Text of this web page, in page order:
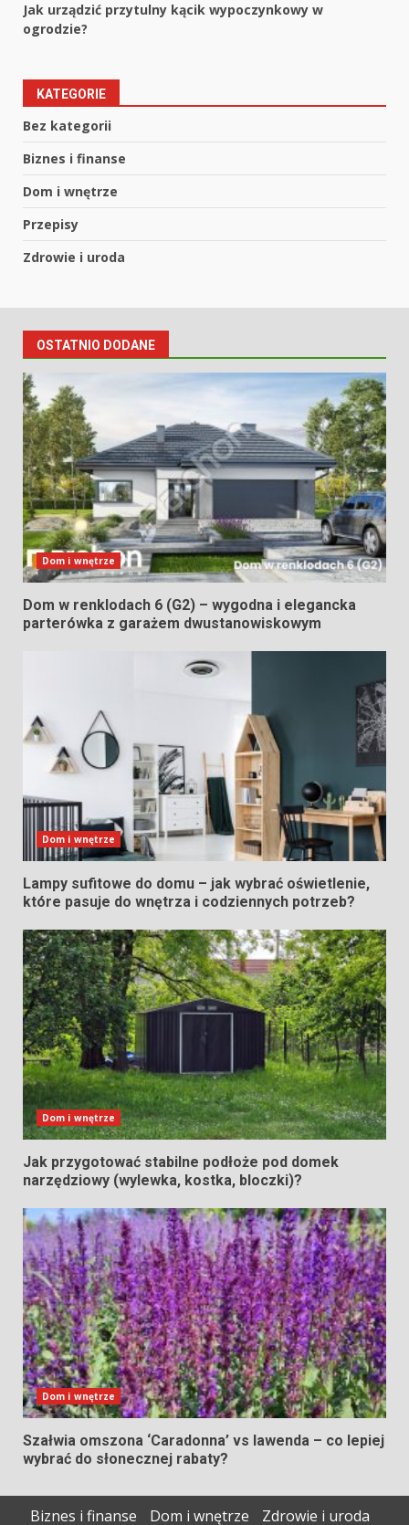
Jak urządzić przytulny kącik wypoczynkowy w
ogrodzie?
KATEGORIE
Bez kategorii
Biznes i finanse
Dom i wnętrze
Przepisy
Zdrowie i uroda
OSTATNIO DODANE
Dom i wnętrze
Dom w renklodach 6 (G2) – wygodna i elegancka
parterówka z garażem dwustanowiskowym
Dom i wnętrze
Lampy sufitowe do domu – jak wybrać oświetlenie,
które pasuje do wnętrza i codziennych potrzeb?
Dom i wnętrze
Jak przygotować stabilne podłoże pod domek
narzędziowy (wylewka, kostka, bloczki)?
Dom i wnętrze
Szałwia omszona ‘Caradonna’ vs lawenda – co lepiej
wybrać do słonecznej rabaty?
Biznes i finanse Dom i wnętrze Zdrowie i uroda